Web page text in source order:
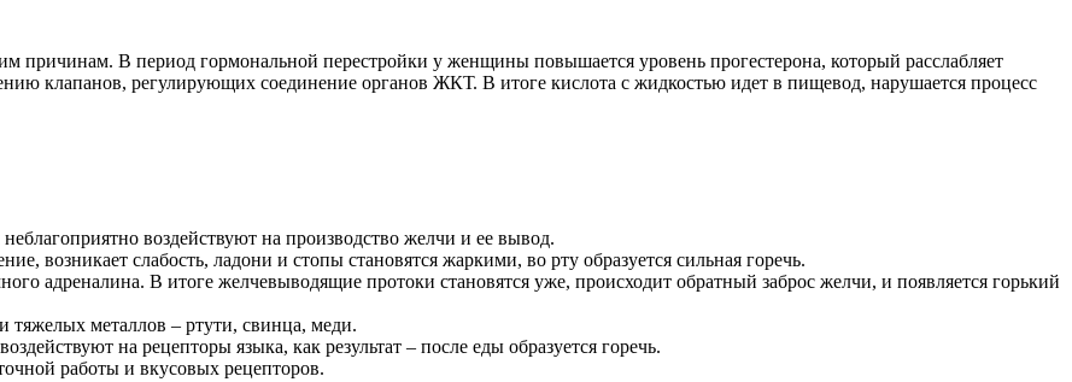
причинам. В период гормональной перестройки у женщины повышается уровень прогестерона, который расслабляет
клапанов, регулирующих соединение органов ЖКТ. В итоге кислота с жидкостью идет в пищевод, нарушается процесс
воздействуют на производство желчи и ее вывод.
возникает слабость, ладони и стопы становятся жаркими, во рту образуется сильная горечь.
адреналина. В итоге желчевыводящие протоки становятся уже, происходит обратный заброс желчи, и появляется горький
тяжелых металлов – ртути, свинца, меди.
на рецепторы языка, как результат – после еды образуется горечь.
работы и вкусовых рецепторов.